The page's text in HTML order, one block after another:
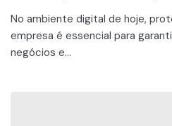
No ambiente digital de hoje,
empresa é essencial para
negócios e...